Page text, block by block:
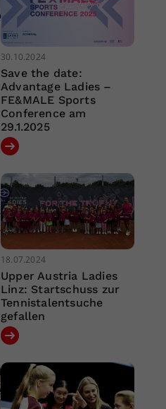
30.10.2024
Save the date:
Advantage Ladies –
FE&MALE Sports
Conference am
29.1.2025
18.07.2024
Upper Austria Ladies
Linz: Startschuss zur
Tennistalentsuche
gefallen